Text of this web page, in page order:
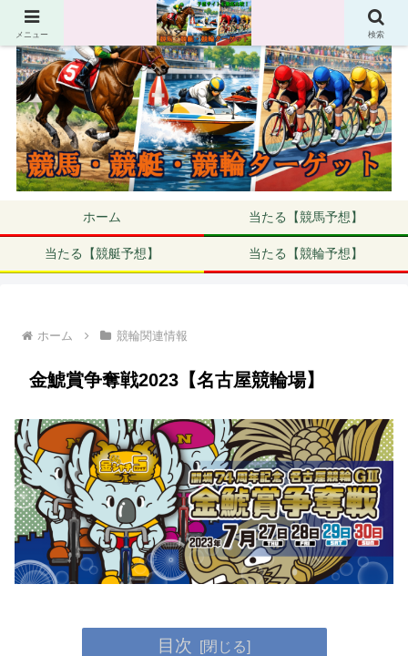
ホーム 当たる【競馬予想】
当たる【競艇予想】 当たる【競輪予想】
ホーム 競輪関連情報
金鯱賞争奪戦2023【名古屋競輪場】
目次
メニュー 検索